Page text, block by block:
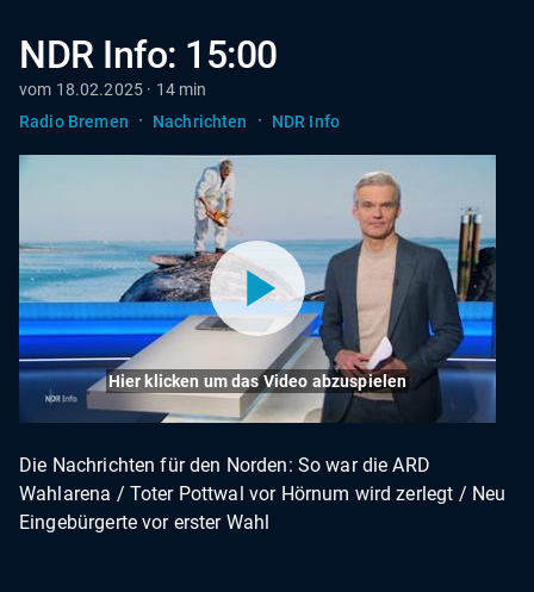
NDR Info: 15:00
vom 18.02.2025 · 14 min
Radio Bremen
· Nachrichten · NDR Info
Hier klicken um das Video abzuspielen
Die Nachrichten für den Norden: So war die ARD
Wahlarena / Toter Pottwal vor Hörnum wird zerlegt / Neu
Eingebürgerte vor erster Wahl